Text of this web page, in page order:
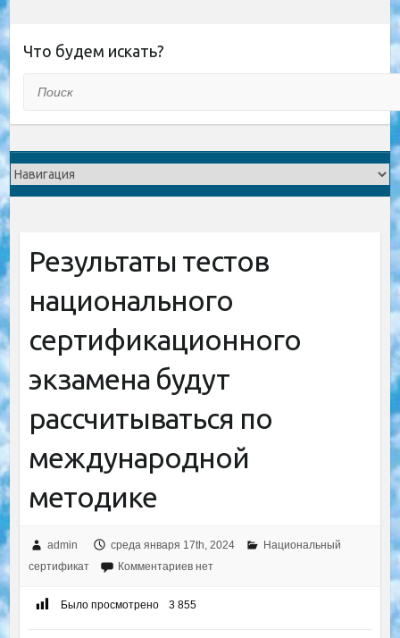
Что будем искать?
Результаты тестов
национального
сертификационного
экзамена будут
рассчитываться по
международной
методике
admin среда января 17th, 2024
Национальный
сертификат
Комментариев нет
Было просмотрено 3 855